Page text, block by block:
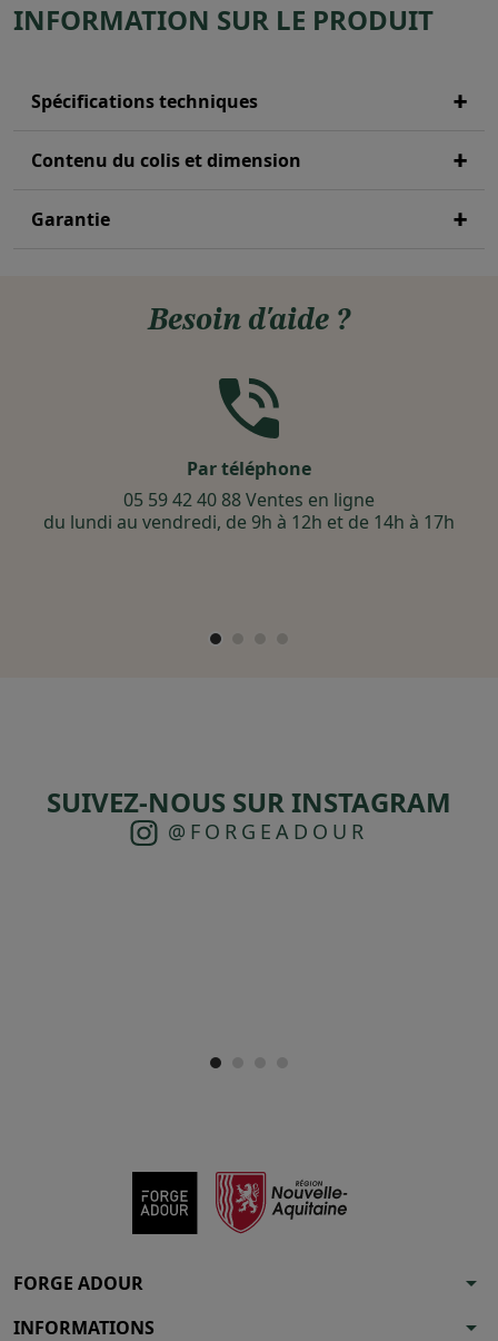
INFORMATION SUR LE PRODUIT
Spécifications techniques
Contenu du colis et dimension
Garantie
Besoin d'aide ?
Par téléphone
05 59 42 40 88 Ventes en ligne
du lundi au vendredi, de 9h à 12h et de 14h à 17h
SUIVEZ-NOUS SUR INSTAGRAM
@FORGEADOUR
FORGE ADOUR arrow_drop_down
INFORMATIONS arrow_drop_down